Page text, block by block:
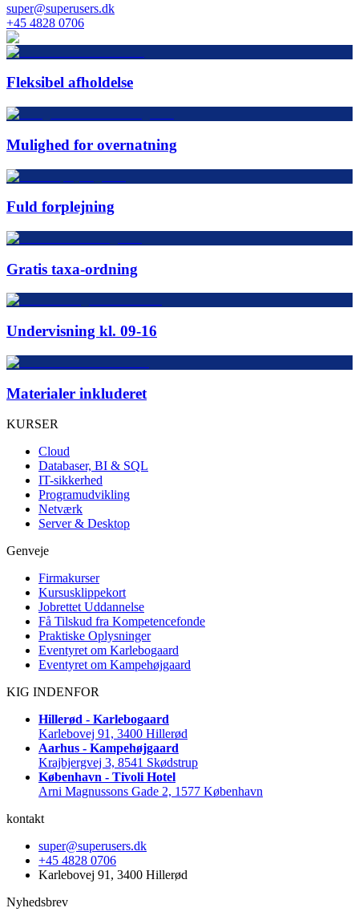
super@superusers.dk
+45 4828 0706
Fleksibel afholdelse
Mulighed for overnatning
Fuld forplejning
Gratis taxa-ordning
Undervisning kl. 09-16
Materialer inkluderet
KURSER
Cloud
Databaser, BI & SQL
IT-sikkerhed
Programudvikling
Netværk
Server & Desktop
Genveje
Firmakurser
Kursusklippekort
Jobrettet Uddannelse
Få Tilskud fra Kompetencefonde
Praktiske Oplysninger
Eventyret om Karlebogaard
Eventyret om Kampehøjgaard
KIG INDENFOR
Hillerød - Karlebogaard
Karlebovej 91, 3400 Hillerød
Aarhus - Kampehøjgaard
Krajbjergvej 3, 8541 Skødstrup
København - Tivoli Hotel
Arni Magnussons Gade 2, 1577 København
kontakt
super@superusers.dk
+45 4828 0706
Karlebovej 91, 3400 Hillerød
Nyhedsbrev